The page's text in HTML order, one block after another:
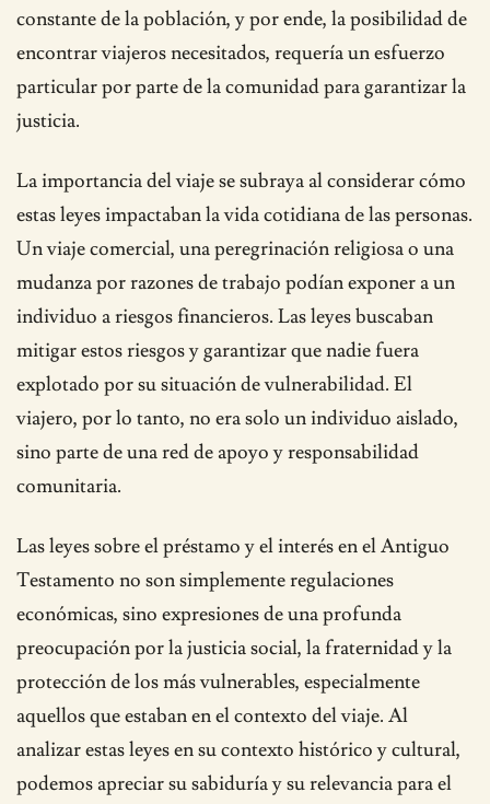
constante de la población, y por ende, la posibilidad de
encontrar viajeros necesitados, requería un esfuerzo
particular por parte de la comunidad para garantizar la
justicia.
La importancia del viaje se subraya al considerar cómo
estas leyes impactaban la vida cotidiana de las personas.
Un viaje comercial, una peregrinación religiosa o una
mudanza por razones de trabajo podían exponer a un
individuo a riesgos financieros. Las leyes buscaban
mitigar estos riesgos y garantizar que nadie fuera
explotado por su situación de vulnerabilidad. El
viajero, por lo tanto, no era solo un individuo aislado,
sino parte de una red de apoyo y responsabilidad
comunitaria.
Las leyes sobre el préstamo y el interés en el Antiguo
Testamento no son simplemente regulaciones
económicas, sino expresiones de una profunda
preocupación por la justicia social, la fraternidad y la
protección de los más vulnerables, especialmente
aquellos que estaban en el contexto del viaje. Al
analizar estas leyes en su contexto histórico y cultural,
podemos apreciar su sabiduría y su relevancia para el